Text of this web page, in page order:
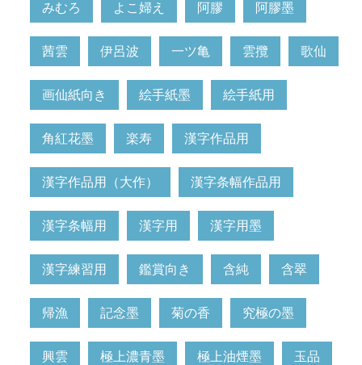
みむろ よこ婦え 阿膠 阿膠墨
茜雲 伊呂波 一ツ亀 雲攬 歌仙
画仙紙向き 絵手紙墨 絵手紙用
角紅花墨 楽寿 漢字作品用
漢字作品用（大作） 漢字条幅作品用
漢字条幅用 漢字用 漢字用墨
漢字練習用 鑑賞向き 含純 含翠
帰漁 記念墨 菊の香 究極の墨
興雲 極上濃青墨 極上油煙墨 玉品